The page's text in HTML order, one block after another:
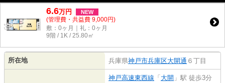
6.6万円 NEW
(管理費・共益費 9,000円)
敷：0ヶ月｜礼：0ヶ月
9階 / 1K / 25.80㎡
所在地 兵庫県神戸市兵庫区大開通 ６丁目
神戸高速東西線 「 大開 」駅 徒歩3分